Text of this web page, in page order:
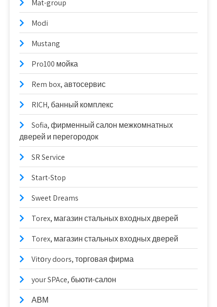
Mat-group
Modi
Mustang
Pro100 мойка
Rem box, автосервис
RICH, банный комплекс
Sofia, фирменный салон межкомнатных
дверей и перегородок
SR Service
Start-Stop
Sweet Dreams
Torex, магазин стальных входных дверей
Torex, магазин стальных входных дверей
Vitоry doors, торговая фирма
your SPAce, бьюти-салон
АВМ